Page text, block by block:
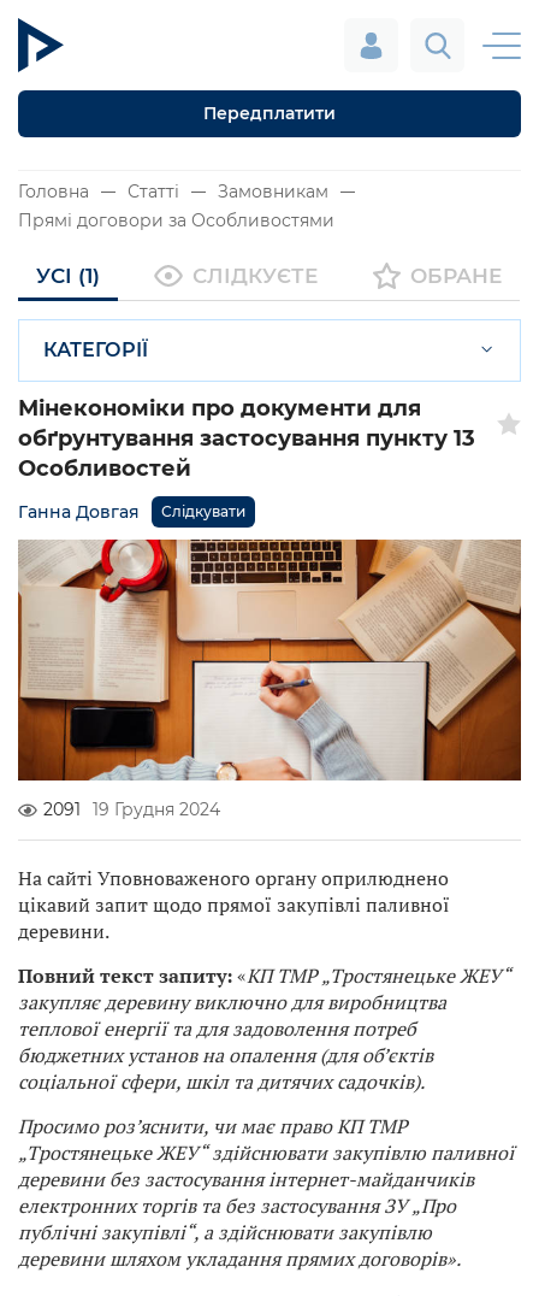
Передплатити
Головна Статті
Замовникам
Прямі договори за Особливостями
УСІ (1) СЛІДКУЄТЕ ОБРАНЕ
КАТЕГОРІЇ
Мінекономіки про документи для
обґрунтування застосування пункту 13
Особливостей
Ганна Довгая Слідкувати
2091 19 Грудня 2024
На сайті Уповноваженого органу оприлюднено
цікавий запит щодо прямої закупівлі паливної
деревини.
Повний текст запиту:«КП ТМР „Тростянецьке ЖЕУ“
закупляє деревину виключно для виробництва
теплової енергії та для задоволення потреб
бюджетних установ на опалення (для об’єктів
соціальної сфери, шкіл та дитячих садочків).
Просимо роз’яснити, чи має право КП ТМР
„Тростянецьке ЖЕУ“ здійснювати закупівлю паливної
деревини без застосування інтернет-майданчиків
електронних торгів та без застосування ЗУ „Про
публічні закупівлі“, а здійснювати закупівлю
деревини шляхом укладання прямих договорів».